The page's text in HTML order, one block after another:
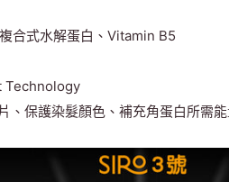
合式水解蛋白、Vitamin B5
Technology
、保護染髮顏色、補充角蛋白所需